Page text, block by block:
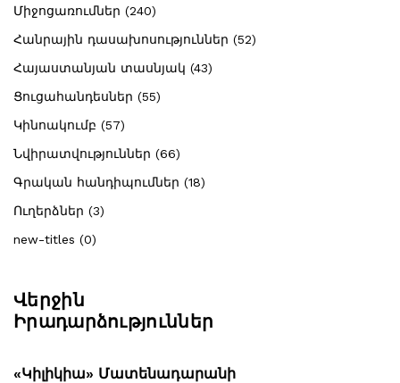
Միջոցառումներ (240)
Հանրային դասախոսություններ (52)
Հայաստանյան տասնյակ (43)
Ցուցահանդեսներ (55)
Կինոակումբ (57)
Նվիրատվություններ (66)
Գրական հանդիպումներ (18)
Ուղերձներ (3)
new-titles (0)
Վերջին
Իրադարձություններ
«Կիլիկիա» Մատենադարանի